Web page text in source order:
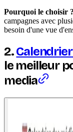
Pourquoi le choisir ?
campagnes avec
besoin d'une vue
2.
le meilleur
media